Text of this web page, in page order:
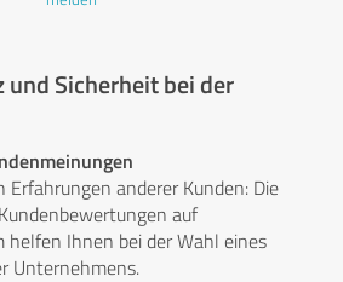
und Sicherheit bei der
Erfahrungen anderer Kunden: Die
auf
helfen Ihnen bei der Wahl eines
Unternehmens.